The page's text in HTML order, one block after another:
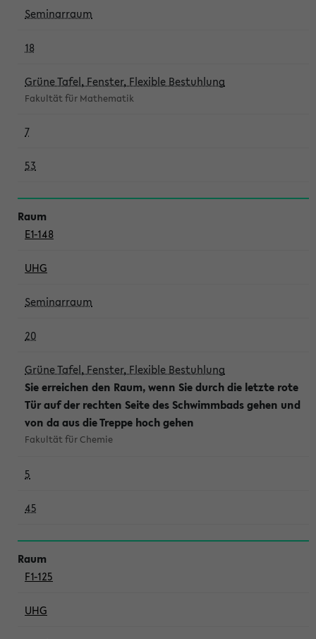
Seminarraum
18
Grüne Tafel, Fenster, Flexible Bestuhlung
Fakultät für Mathematik
7
53
E1-148
UHG
Seminarraum
20
Grüne Tafel, Fenster, Flexible Bestuhlung
Sie erreichen den Raum, wenn Sie durch die letzte rote
Tür auf der rechten Seite des Schwimmbads gehen und
von da aus die Treppe hoch gehen
Fakultät für Chemie
5
45
F1-125
UHG